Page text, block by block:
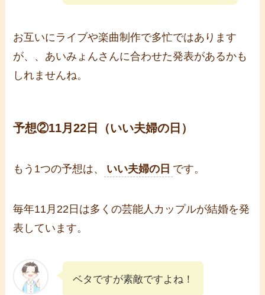
お互いにライブや楽曲制作で多忙ではあります
が、、あいみょんさんに合わせた発表があるかも
しれませんね。
予想②11月22日（いい夫婦の日）
もう1つの予想は、 いい夫婦の日 です。
毎年11月22日は多くの芸能人カップルが結婚を発
表しています。
ベタですが素敵ですよね！